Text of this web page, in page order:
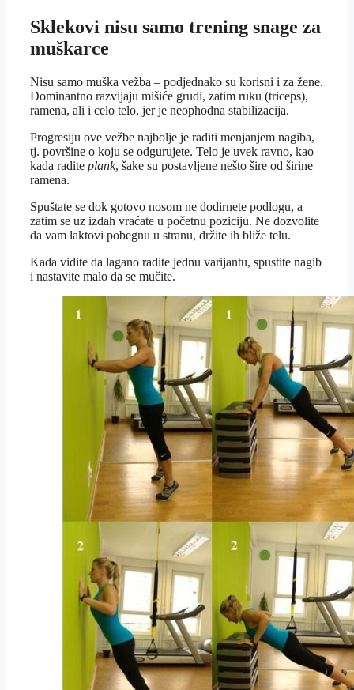
Sklekovi nisu samo trening snage za
muškarce
Nisu samo muška vežba – podjednako su korisni i za žene.
Dominantno razvijaju mišiće grudi, zatim ruku (triceps),
ramena, ali i celo telo, jer je neophodna stabilizacija.
Progresiju ove vežbe najbolje je raditi menjanjem nagiba,
tj. površine o koju se odgurujete. Telo je uvek ravno, kao
kada radite plank, šake su postavljene nešto šire od širine
ramena.
Spuštate se dok gotovo nosom ne dodirnete podlogu, a
zatim se uz izdah vraćate u početnu poziciju. Ne dozvolite
da vam laktovi pobegnu u stranu, držite ih bliže telu.
Kada vidite da lagano radite jednu varijantu, spustite nagib
i nastavite malo da se mučite.